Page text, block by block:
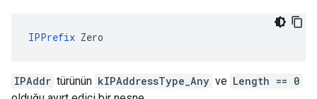
IPPrefix Zero
IPAddr türünün kIPAddressType_Any ve Length == 0